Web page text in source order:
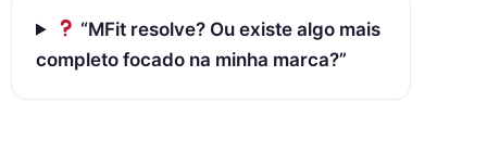
“MFit resolve? Ou existe algo mais
completo focado na minha marca?”